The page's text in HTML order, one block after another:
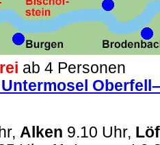
ab 4 Personen
Alken 9.10 Uhr, Löf